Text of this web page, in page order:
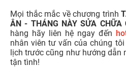
Mọi thắc mắc về chương trình
ÂN - THÁNG NÀY SỬA CHỮA
hàng hãy liên hệ ngay đến
nhân viên tư vấn của chúng
lịch trước cũng như hướng dẫn
tận tình!